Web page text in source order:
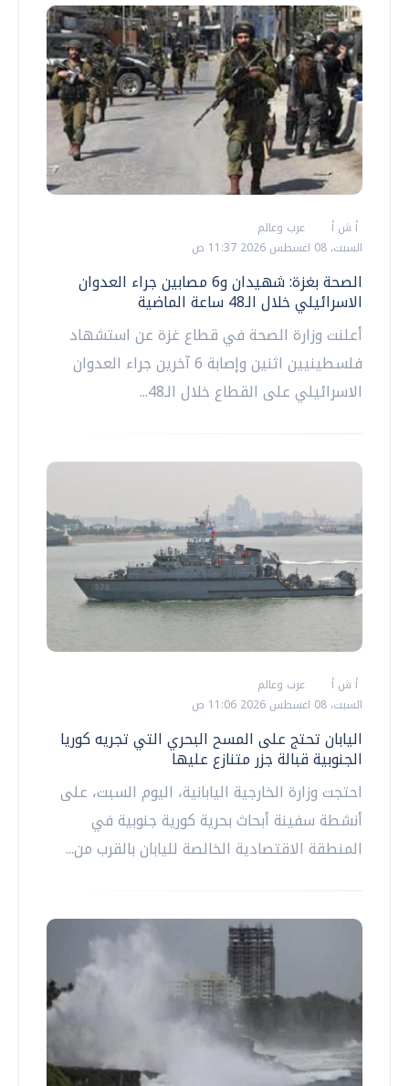
أ ش أ
عرب وعالم
السبت، 08 اغسطس 2026 11:37 ص
الصحة بغزة: شهيدان و6 مصابين جراء العدوان
الاسرائيلي خلال الـ48 ساعة الماضية
أعلنت وزارة الصحة في قطاع غزة عن استشهاد
فلسطينيين اثنين وإصابة 6 آخرين جراء العدوان
الاسرائيلي على القطاع خلال الـ48...
أ ش أ
عرب وعالم
السبت، 08 اغسطس 2026 11:06 ص
اليابان تحتج على المسح البحري التي تجريه كوريا
الجنوبية قبالة جزر متنازع عليها
احتجت وزارة الخارجية اليابانية، اليوم السبت، على
أنشطة سفينة أبحاث بحرية كورية جنوبية في
المنطقة الاقتصادية الخالصة لليابان بالقرب من...